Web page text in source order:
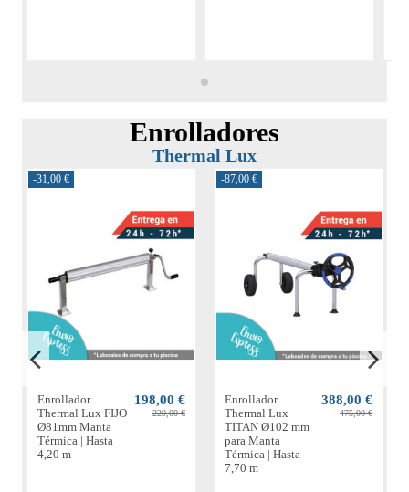
Enrolladores
Thermal Lux
-31,00 €
Enrollador
Thermal Lux FIJO
Ø81mm Manta
Térmica | Hasta
4,20 m
198,00 €
229,00 €
-87,00 €
Enrollador
Thermal Lux
TITAN Ø102 mm
para Manta
Térmica | Hasta
7,70 m
388,00 €
475,00 €